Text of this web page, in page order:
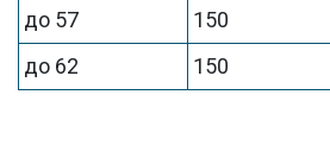
до 57
150
до 62
150